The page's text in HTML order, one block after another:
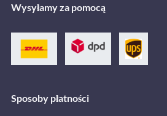
Wysyłamy za pomocą
Sposoby płatności